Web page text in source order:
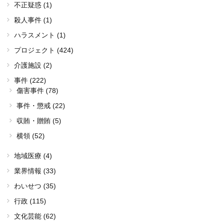
不正疑惑 (1)
殺人事件 (1)
ハラスメント (1)
プロジェクト (424)
介護施設 (2)
事件 (222)
傷害事件 (78)
事件・懲戒 (22)
収賄・贈賄 (5)
横領 (52)
地域医療 (4)
業界情報 (33)
わいせつ (35)
行政 (115)
文化芸能 (62)